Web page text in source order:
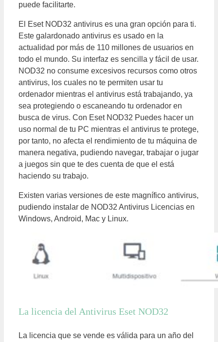
puede facilitarte.
El EsetNOD32 antivirus es una gran opción para ti.
Este galardonado antivirus es usado en la
actualidad por más de 110 millones de usuarios en
todo el mundo. Su interfaz es sencilla y fácil de usar.
NOD32 no consume excesivos recursos como otros
antivirus, los cuales no te permiten usar tu
ordenador mientras el antivirus está trabajando, ya
sea protegiendo o escaneando tu ordenador en
busca de virus. Con Eset NOD32 Puedes hacer un
uso normal de tu PC mientras el antivirus te protege,
por tanto, no afecta el rendimiento de tu máquina de
manera negativa, pudiendo navegar, trabajar o jugar
a juegos sin que te des cuenta de que el está
haciendo su trabajo.
Existen varias versiones de este magnífico antivirus,
pudiendo instalar de NOD32 Antivirus Licencias en
Windows, Android, Mac y Linux.
La licencia del Antivirus Eset NOD32
La licencia que se vende es válida para un año del